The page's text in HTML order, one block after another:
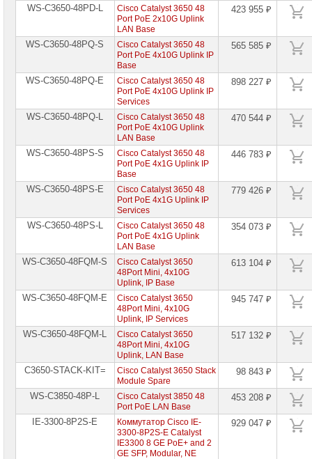
WS-C3650-48PD-L
Cisco Catalyst 3650 48
Port PoE 2x10G Uplink
LAN Base
423 955 ₽
WS-C3650-48PQ-S
Cisco Catalyst 3650 48
Port PoE 4x10G Uplink IP
Base
565 585 ₽
WS-C3650-48PQ-E
Cisco Catalyst 3650 48
Port PoE 4x10G Uplink IP
Services
898 227 ₽
WS-C3650-48PQ-L
Cisco Catalyst 3650 48
Port PoE 4x10G Uplink
LAN Base
470 544 ₽
WS-C3650-48PS-S
Cisco Catalyst 3650 48
Port PoE 4x1G Uplink IP
Base
446 783 ₽
WS-C3650-48PS-E
Cisco Catalyst 3650 48
Port PoE 4x1G Uplink IP
Services
779 426 ₽
WS-C3650-48PS-L
Cisco Catalyst 3650 48
Port PoE 4x1G Uplink
LAN Base
354 073 ₽
WS-C3650-48FQM-S
Cisco Catalyst 3650
48Port Mini, 4x10G
Uplink, IP Base
613 104 ₽
WS-C3650-48FQM-E
Cisco Catalyst 3650
48Port Mini, 4x10G
Uplink, IP Services
945 747 ₽
WS-C3650-48FQM-L
Cisco Catalyst 3650
48Port Mini, 4x10G
Uplink, LAN Base
517 132 ₽
C3650-STACK-KIT=
Cisco Catalyst 3650 Stack
Module Spare
98 843 ₽
WS-C3850-48P-L
Cisco Catalyst 3850 48
Port PoE LAN Base
453 208 ₽
IE-3300-8P2S-E
Коммутатор Cisco IE-
3300-8P2S-E Catalyst
IE3300 8 GE PoE+ and 2
GE SFP, Modular, NE
929 047 ₽